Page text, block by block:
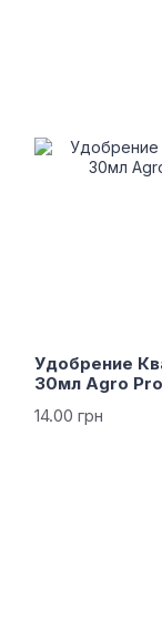
Удобрение
30мл Agro
14.00 грн